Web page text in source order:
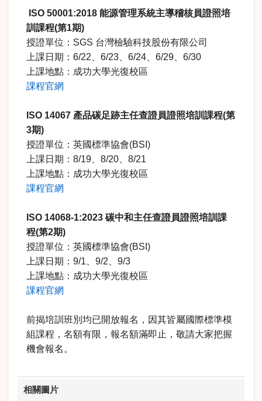
ISO 50001:2018 能源管理系統主導稽核員證照培
訓課程(第1期)
授證單位：SGS 台灣檢驗科技股份有限公司
上課日期：6/22、6/23、6/24、6/29、6/30
上課地點：成功大學光復校區
課程官網
ISO 14067 產品碳足跡主任查證員證照培訓課程(第
3期)
授證單位：英國標準協會(BSI)
上課日期：8/19、8/20、8/21
上課地點：成功大學光復校區
課程官網
ISO 14068-1:2023 碳中和主任查證員證照培訓課
程(第2期)
授證單位：英國標準協會(BSI)
上課日期：9/1、9/2、9/3
上課地點：成功大學光復校區
課程官網
前揭培訓班別均已開放報名，因其皆屬國際標準模
組課程，名額有限，報名額滿即止，敬請大家把握
機會報名。
相關圖片